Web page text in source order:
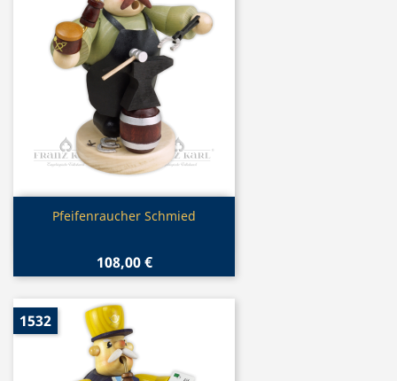
Vorschau
Pfeifenraucher Schmied
108,00 €
1532